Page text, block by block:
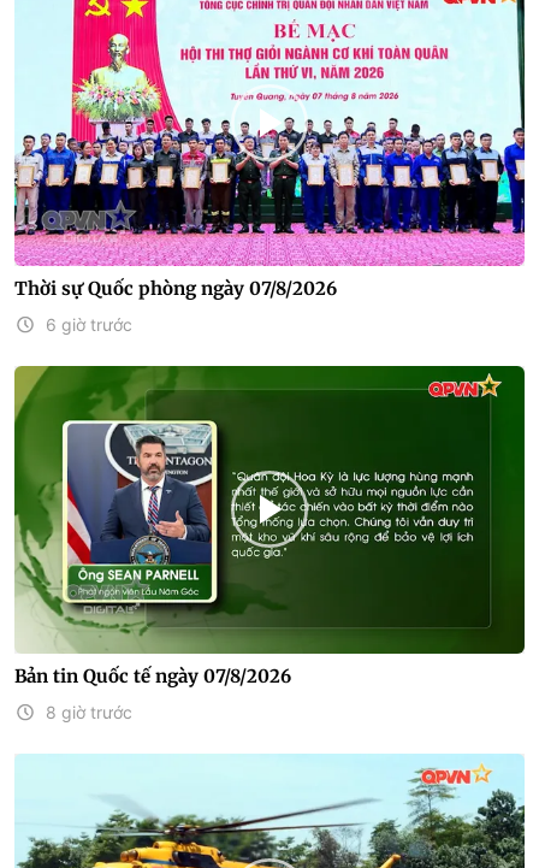
Thời sự Quốc phòng ngày 07/8/2026
6 giờ trước
Bản tin Quốc tế ngày 07/8/2026
8 giờ trước